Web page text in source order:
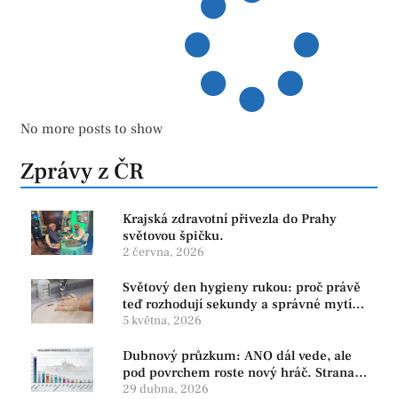
No more posts to show
Zprávy z ČR
Krajská zdravotní přivezla do Prahy
světovou špičku.
2 června, 2026
Světový den hygieny rukou: proč právě
teď rozhodují sekundy a správné mytí
rukou
5 května, 2026
Dubnový průzkum: ANO dál vede, ale
pod povrchem roste nový hráč. Strana
PRO se drží nejvýš mezi menšími
29 dubna, 2026